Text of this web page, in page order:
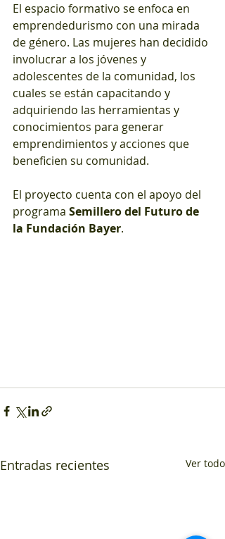
El espacio formativo se enfoca en
emprendedurismo con una mirada
de género. Las mujeres han decidido
involucrar a los jóvenes y
adolescentes de la comunidad, los
cuales se están capacitando y
adquiriendo las herramientas y
conocimientos para generar
emprendimientos y acciones que
beneficien su comunidad.
El proyecto cuenta con el apoyo del
programa Semillero del Futuro de
la Fundación Bayer.
Entradas recientes Ver todo